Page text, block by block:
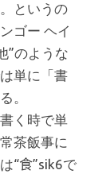
というの
ゴー ヘイ
”のような
単に「書
。
く時で単
茶飯事に
“食”sik6で